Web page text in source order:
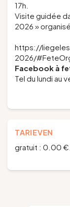
17h.
Visite guidée
2026 »
https://
2026/
Facebook à
Tel du lundi au
TARIEVEN
gratuit : 0.00 €.